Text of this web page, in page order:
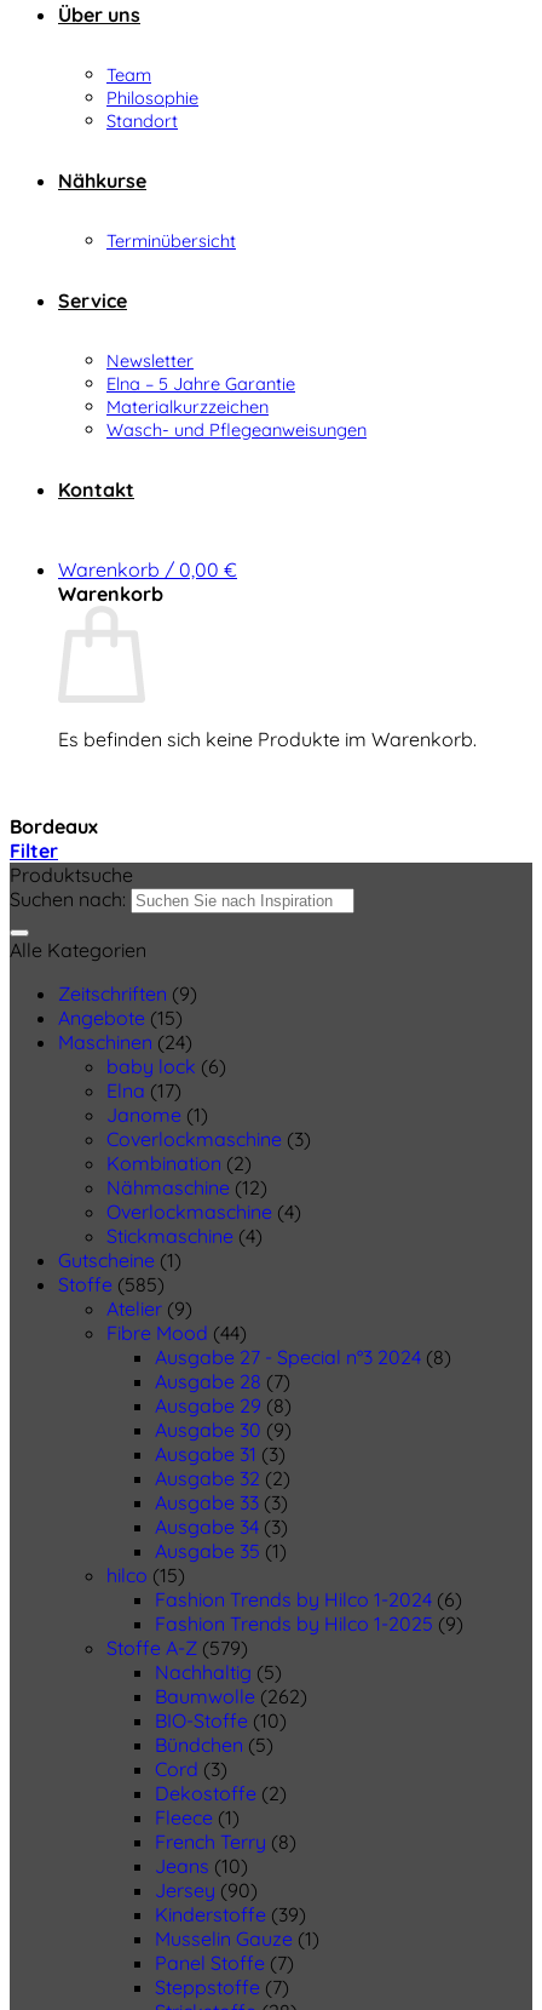
Über uns
Team
Philosophie
Standort
Nähkurse
Terminübersicht
Service
Newsletter
Elna – 5 Jahre Garantie
Materialkurzzeichen
Wasch- und Pflegeanweisungen
Kontakt
Warenkorb / 0,00 €
Warenkorb
Es befinden sich keine Produkte im Warenkorb.
Bordeaux
Filter
Produktsuche
Suchen nach:
Alle Kategorien
Zeitschriften (9)
Angebote (15)
Maschinen (24)
baby lock (6)
Elna (17)
Janome (1)
Coverlockmaschine (3)
Kombination (2)
Nähmaschine (12)
Overlockmaschine (4)
Stickmaschine (4)
Gutscheine (1)
Stoffe (585)
Atelier (9)
Fibre Mood (44)
Ausgabe 27 - Special n°3 2024 (8)
Ausgabe 28 (7)
Ausgabe 29 (8)
Ausgabe 30 (9)
Ausgabe 31 (3)
Ausgabe 32 (2)
Ausgabe 33 (3)
Ausgabe 34 (3)
Ausgabe 35 (1)
hilco (15)
Fashion Trends by Hilco 1-2024 (6)
Fashion Trends by Hilco 1-2025 (9)
Stoffe A-Z (579)
Nachhaltig (5)
Baumwolle (262)
BIO-Stoffe (10)
Bündchen (5)
Cord (3)
Dekostoffe (2)
Fleece (1)
French Terry (8)
Jeans (10)
Jersey (90)
Kinderstoffe (39)
Musselin Gauze (1)
Panel Stoffe (7)
Steppstoffe (7)